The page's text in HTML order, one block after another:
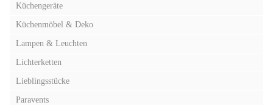
Küchengeräte
Küchenmöbel & Deko
Lampen & Leuchten
Lichterketten
Lieblingsstücke
Paravents